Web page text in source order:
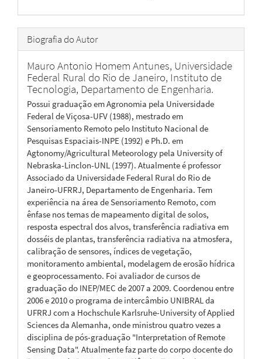
Biografia do Autor
Mauro Antonio Homem Antunes, Universidade
Federal Rural do Rio de Janeiro, Instituto de
Tecnologia, Departamento de Engenharia.
Possui graduação em Agronomia pela Universidade
Federal de Viçosa-UFV (1988), mestrado em
Sensoriamento Remoto pelo Instituto Nacional de
Pesquisas Espaciais-INPE (1992) e Ph.D. em
Agtonomy/Agricultural Meteorology pela University of
Nebraska-Linclon-UNL (1997). Atualmente é professor
Associado da Universidade Federal Rural do Rio de
Janeiro-UFRRJ, Departamento de Engenharia. Tem
experiência na área de Sensoriamento Remoto, com
ênfase nos temas de mapeamento digital de solos,
resposta espectral dos alvos, transferência radiativa em
dosséis de plantas, transferência radiativa na atmosfera,
calibração de sensores, índices de vegetação,
monitoramento ambiental, modelagem de erosão hídrica
e geoprocessamento. Foi avaliador de cursos de
graduação do INEP/MEC de 2007 a 2009. Coordenou entre
2006 e 2010 o programa de intercâmbio UNIBRAL da
UFRRJ com a Hochschule Karlsruhe-University of Applied
Sciences da Alemanha, onde ministrou quatro vezes a
disciplina de pós-graduação "Interpretation of Remote
Sensing Data". Atualmente faz parte do corpo docente do